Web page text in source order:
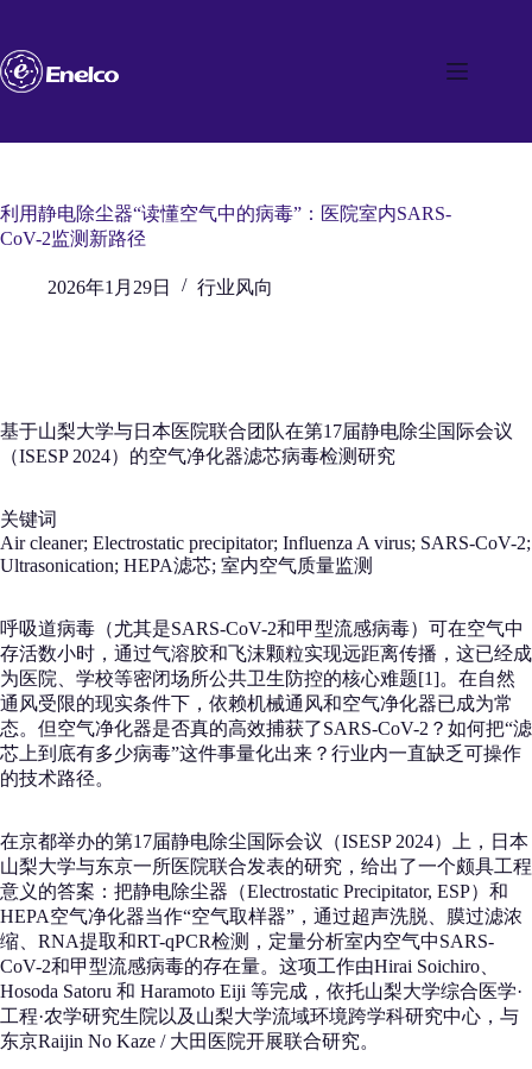
内
容
利用静电除尘器“读懂空气中的病毒”：医院室内SARS-
CoV-2监测新路径
2026年1月29日 行业风向
基于山梨大学与日本医院联合团队在第17届静电除尘国际会议
（ISESP 2024）的空气净化器滤芯病毒检测研究
关键词
Air cleaner; Electrostatic precipitator; Influenza A virus; SARS-CoV-2;
Ultrasonication; HEPA滤芯; 室内空气质量监测
呼吸道病毒（尤其是SARS-CoV-2和甲型流感病毒）可在空气中
存活数小时，通过气溶胶和飞沫颗粒实现远距离传播，这已经成
为医院、学校等密闭场所公共卫生防控的核心难题[1]。在自然
通风受限的现实条件下，依赖机械通风和空气净化器已成为常
态。但空气净化器是否真的高效捕获了SARS-CoV-2？如何把“滤
芯上到底有多少病毒”这件事量化出来？行业内一直缺乏可操作
的技术路径。
在京都举办的第17届静电除尘国际会议（ISESP 2024）上，日本
山梨大学与东京一所医院联合发表的研究，给出了一个颇具工程
意义的答案：把静电除尘器（Electrostatic Precipitator, ESP）和
HEPA空气净化器当作“空气取样器”，通过超声洗脱、膜过滤浓
缩、RNA提取和RT-qPCR检测，定量分析室内空气中SARS-
CoV-2和甲型流感病毒的存在量。这项工作由Hirai Soichiro、
Hosoda Satoru 和 Haramoto Eiji 等完成，依托山梨大学综合医学·
工程·农学研究生院以及山梨大学流域环境跨学科研究中心，与
东京Raijin No Kaze / 大田医院开展联合研究。